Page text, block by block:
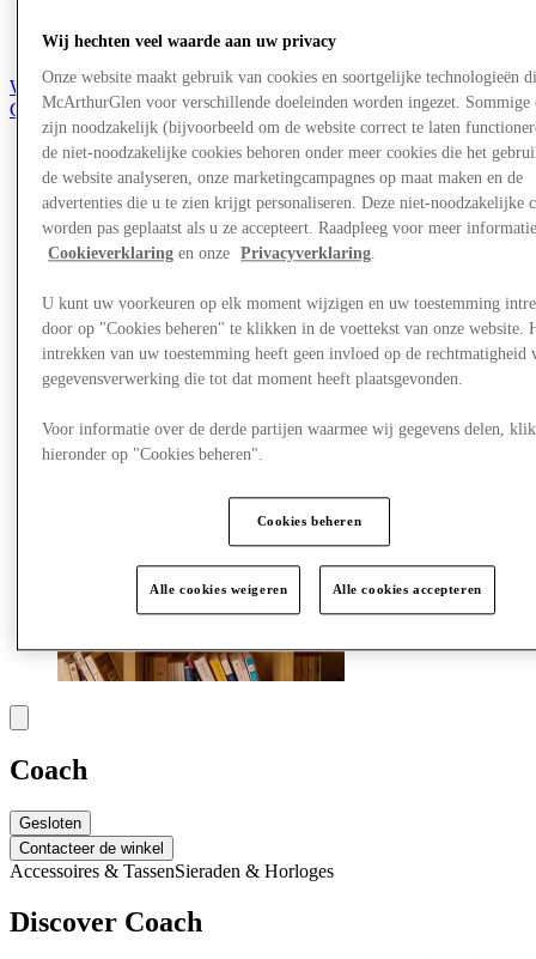
Word lid van de Club
Gered,
nl
Winkels
Aanbiedingen
Plan je bezoek
Wat is er aan
Eet & Drink
Diensten
Meer
Coach
Gesloten
Contacteer de winkel
Accessoires & TassenSieraden & Horloges
Discover Coach
Wij hechten veel waarde aan uw privacy
Onze website maakt gebruik van cookies en soortgelijke technologieën
McArthurGlen voor verschillende doeleinden worden ingezet. Sommige
zijn noodzakelijk (bijvoorbeeld om de website correct te laten
de niet-noodzakelijke cookies behoren onder meer cookies die het
de website analyseren, onze marketingcampagnes op maat maken en de
advertenties die u te zien krijgt personaliseren. Deze niet-noodzakelijke
worden pas geplaatst als u ze accepteert. Raadpleeg voor meer
Cookieverklaring en onze Privacyverklaring.
U kunt uw voorkeuren op elk moment wijzigen en uw toestemming
door op "Cookies beheren" te klikken in de voettekst van onze website.
intrekken van uw toestemming heeft geen invloed op de rechtmatigheid
gegevensverwerking die tot dat moment heeft plaatsgevonden.
Voor informatie over de derde partijen waarmee wij gegevens delen,
hieronder op "Cookies beheren".
Cookies beheren
Alle cookies weigeren Alle cookies accepteren